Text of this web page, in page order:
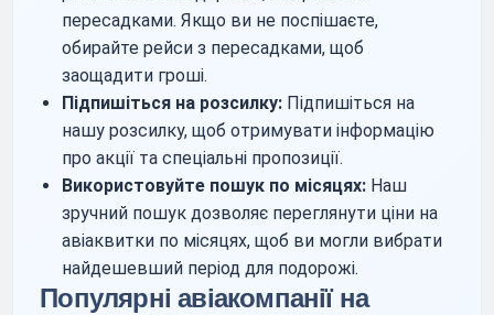
пересадками. Якщо ви не поспішаєте,
обирайте рейси з пересадками, щоб
заощадити гроші.
Підпишіться на розсилку: Підпишіться на
нашу розсилку, щоб отримувати інформацію
про акції та спеціальні пропозиції.
Використовуйте пошук по місяцях: Наш
зручний пошук дозволяє переглянути ціни на
авіаквитки по місяцях, щоб ви могли вибрати
найдешевший період для подорожі.
Популярні авіакомпанії на